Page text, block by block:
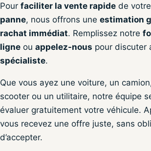
Pour faciliter la vente rapide de votre
panne, nous offrons une estimation
rachat immédiat. Remplissez notre
ligne ou appelez-nous pour discuter
spécialiste.
Que vous ayez une voiture, un
scooter ou un utilitaire, notre équipe
évaluer gratuitement votre véhicule.
vous recevez une offre juste, sans
d’accepter.